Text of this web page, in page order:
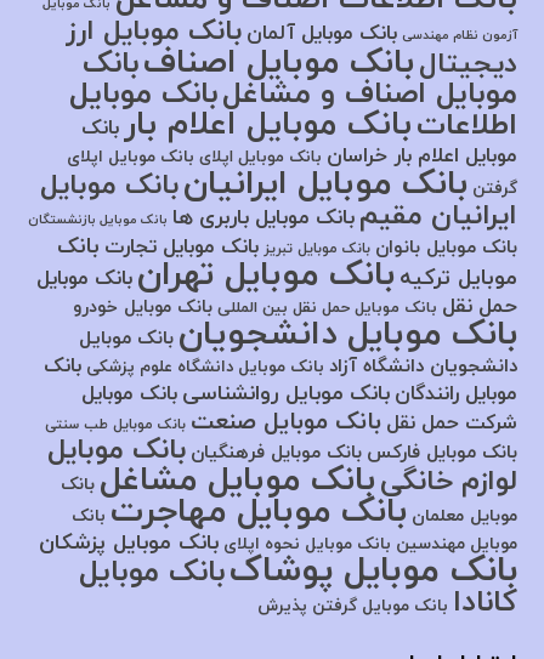
بانک موبایل
آزمون نظام مهندسی بانک موبایل آلمان بانک موبایل ارز
دیجیتالبانک موبایل اصنافبانک
موبایل اصناف و مشاغلبانک موبایل
اطلاعاتبانک موبایل اعلام بار بانک
موبایل اعلام بار خراسان بانک موبایل اپلای بانک موبایل اپلای
گرفتن بانک موبایل ایرانیانبانک موبایل
ایرانیان مقیم بانک موبایل باربری ها بانک موبایل بازنشستگان
بانک موبایل بانوان بانک موبایل تبریز بانک موبایل تجارت بانک
موبایل ترکیه بانک موبایل تهران بانک موبایل
حمل نقل بانک موبایل حمل نقل بین المللی بانک موبایل خودرو
بانک موبایل دانشجویان بانک موبایل
دانشجویان دانشگاه آزاد بانک موبایل دانشگاه علوم پزشکی بانک
موبایل رانندگان بانک موبایل روانشناسی بانک موبایل
شرکت حمل نقل بانک موبایل صنعت بانک موبایل طب سنتی
بانک موبایل فارکس بانک موبایل فرهنگیان بانک موبایل
لوازم خانگیبانک موبایل مشاغلبانک
موبایل معلمان بانک موبایل مهاجرت بانک
موبایل مهندسین بانک موبایل نحوه اپلای بانک موبایل پزشکان
بانک موبایل پوشاکبانک موبایل
کانادا بانک موبایل گرفتن پذیرش